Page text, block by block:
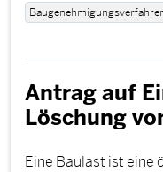
Antrag auf
Löschung
Eine Baulast ist eine